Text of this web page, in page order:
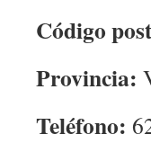
Código
Provincia:
Teléfono: